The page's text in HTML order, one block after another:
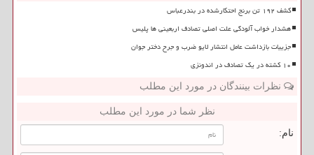
کشف ۱۹۲ تن برنج احتکارشده در بندرعباس
هشدار خواب آلودگی علت اصلی تصادف اربعینی ها پلیس
جزییات بازداشت عامل انتشار لایو ضرب و جرح دختر جوان
۱۰ کشته در یک تصادف در اندونزی
نظرات بینندگان در مورد این مطلب
نظر شما در مورد این مطلب
نام: